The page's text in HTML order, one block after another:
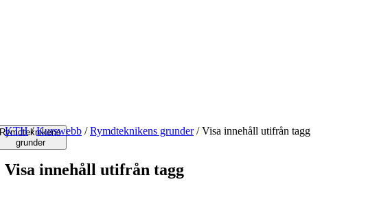
Rymdteknikens
grunder
KTH / Kurswebb / Rymdteknikens grunder /Visa innehåll utifrån tagg
Visa innehåll utifrån tagg